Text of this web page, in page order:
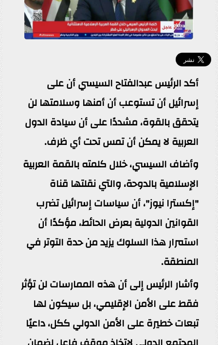
أكد الرئيس عبدالفتاح السيسي أن على
إسرائيل أن تستوعب أن أمنها وسلامتها لن
يتحقق بالقوة، مشددًا على أن سيادة الدول
العربية لا يمكن أن تمس تحت أي ظرف.
وأضاف السيسي، خلال كلمته بالقمة العربية
الإسلامية بالدوحة، والتي نقلتها قناة
"إكسترا نيوز"، أن سياسات إسرائيل تضرب
القوانين الدولية بعرض الحائط، مؤكدًا أن
استمرار هذا السلوك يزيد من حدة التوتر في
المنطقة.
وأشار الرئيس إلى أن هذه الممارسات لن تؤثر
فقط على الأمن الإقليمي، بل سيكون لها
تبعات خطيرة على الأمن الدولي ككل، داعيًا